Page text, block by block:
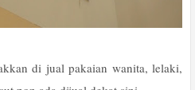
di jual pakaian wanita, lelaki,